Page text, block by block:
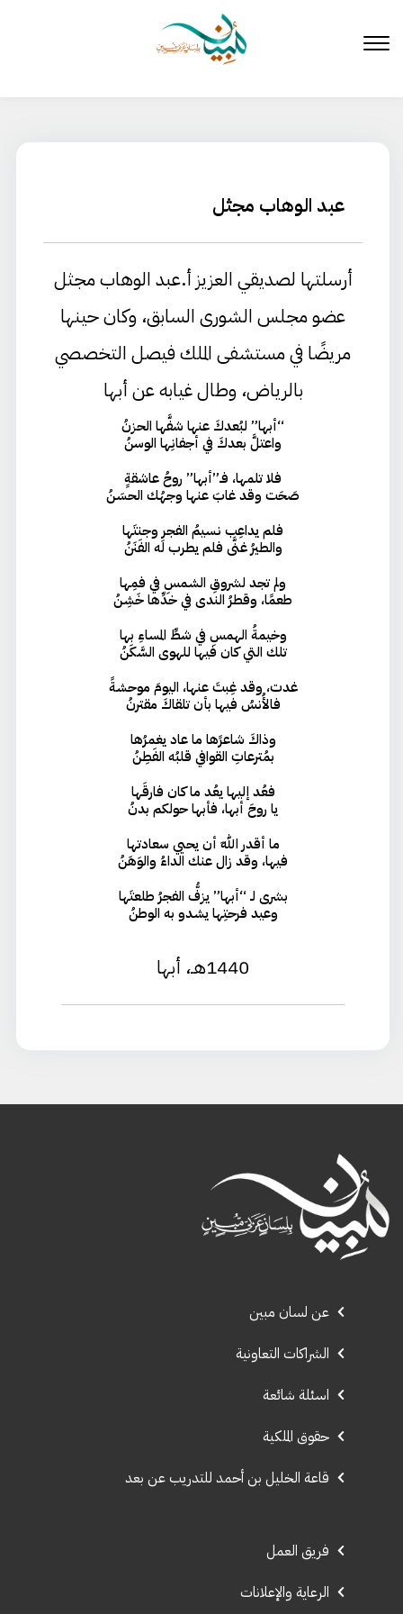
المحتوى
عبد الوهاب مجثل
أرسلتها لصديقي العزيز أ.عبد الوهاب مجثل
عضو مجلس الشورى السابق، وكان حينها
مريضًا في مستشفى الملك فيصل التخصصي
بالرياض، وطال غيابه عن أبها
“أبها” لبُعدكَ عنها شفَّها الحزنُ
واعتلَّ بعدكَ في أجفانِها الوسنُ
فلا تلمها، فـ”أبها” روحُ عاشقةٍ
صَحَت وقد غابَ عنها وجهُك الحسَنُ
فلم يداعِب نسيمُ الفجرِ وجنتَها
والطيرُ غنَّى فلم يطرب له الفَنَنُ
ولم تجد لشروقِ الشمسِ في فمِها
طعمًا، وقطرُ الندى في خدِّها خَشِنُ
وخيمةُ الهمسِ في شطِّ المساءِ بها
تلك التي كان فيها للهوى السَّكَنُ
غدت، وقد غِبتَ عنها، اليومَ موحشةً
فالأُنسُ فيها بأن تلقاكَ مقترنُ
وذاكَ شاعرًها ما عاد يغمرُها
بمُترعاتِ القوافي قلبُه الفَطِنُ
فعُد إليها يعُد ما كان فارقَها
يا روحَ أبها، فأبها حولكم بدنُ
ما أقدر اللهَ أن يحيي سعادتها
فيها، وقد زال عنك الداءُ والوَهَنُ
بشرى لـ “أبها” يزفُّ الفجرُ طلعتَها
وعيد فرحتِها يشدو به الوطنُ
1440هـ، أبها
عن لسان مبين
الشراكات التعاونية
اسئلة شائعة
حقوق الملكية
قاعة الخليل بن أحمد للتدريب عن بعد
فريق العمل
الرعاية والإعلانات